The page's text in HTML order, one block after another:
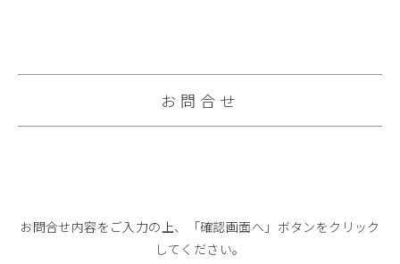
お問合せ
お問合せ内容をご入力の上、「確認画面へ」ボタンをクリック
してください。